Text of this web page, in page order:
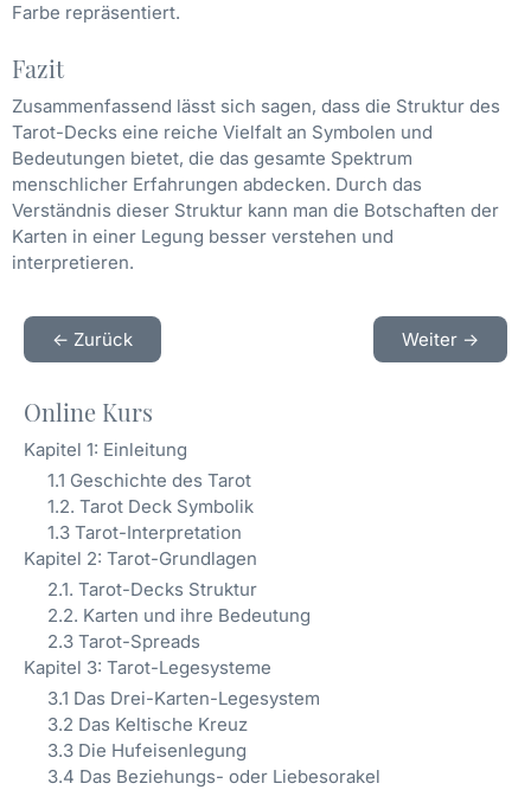
Farbe repräsentiert.
Fazit
Zusammenfassend lässt sich sagen, dass die Struktur des
Tarot-Decks eine reiche Vielfalt an Symbolen und
Bedeutungen bietet, die das gesamte Spektrum
menschlicher Erfahrungen abdecken. Durch das
Verständnis dieser Struktur kann man die Botschaften der
Karten in einer Legung besser verstehen und
interpretieren.
<- Zurück Weiter ->
Online Kurs
Kapitel 1: Einleitung
1.1 Geschichte des Tarot
1.2. Tarot Deck Symbolik
1.3 Tarot-Interpretation
Kapitel 2: Tarot-Grundlagen
2.1. Tarot-Decks Struktur
2.2. Karten und ihre Bedeutung
2.3 Tarot-Spreads
Kapitel 3: Tarot-Legesysteme
3.1 Das Drei-Karten-Legesystem
3.2 Das Keltische Kreuz
3.3 Die Hufeisenlegung
3.4 Das Beziehungs- oder Liebesorakel